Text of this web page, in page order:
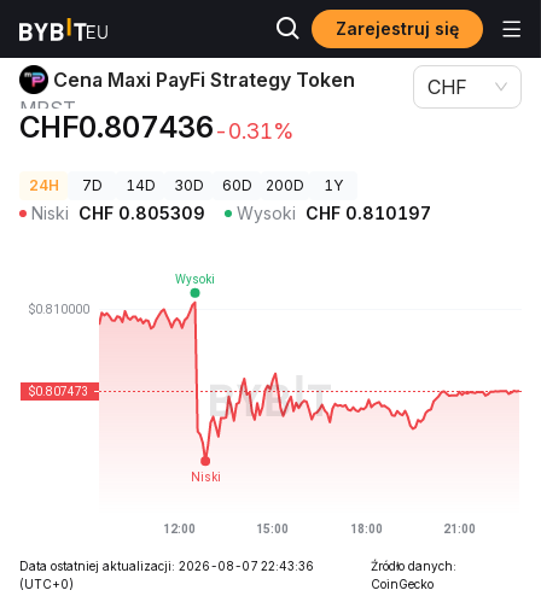
Zarejestruj się
Ceny kryptowalut Cena Maxi PayFi Strategy Token MPST
Cena Maxi PayFi Strategy Token
MPST
CHF0.807436-0.31%
CHF
24H 7D 14D 30D 60D 200D 1Y
Niski CHF 0.805309 Wysoki CHF 0.810197
Data ostatniej aktualizacji: 2026-08-07 22:43:36
(UTC+0)
Źródło danych:
CoinGecko